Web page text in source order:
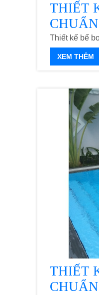
THIẾT
Thiết kế bể
XEM THÊM
THIẾT